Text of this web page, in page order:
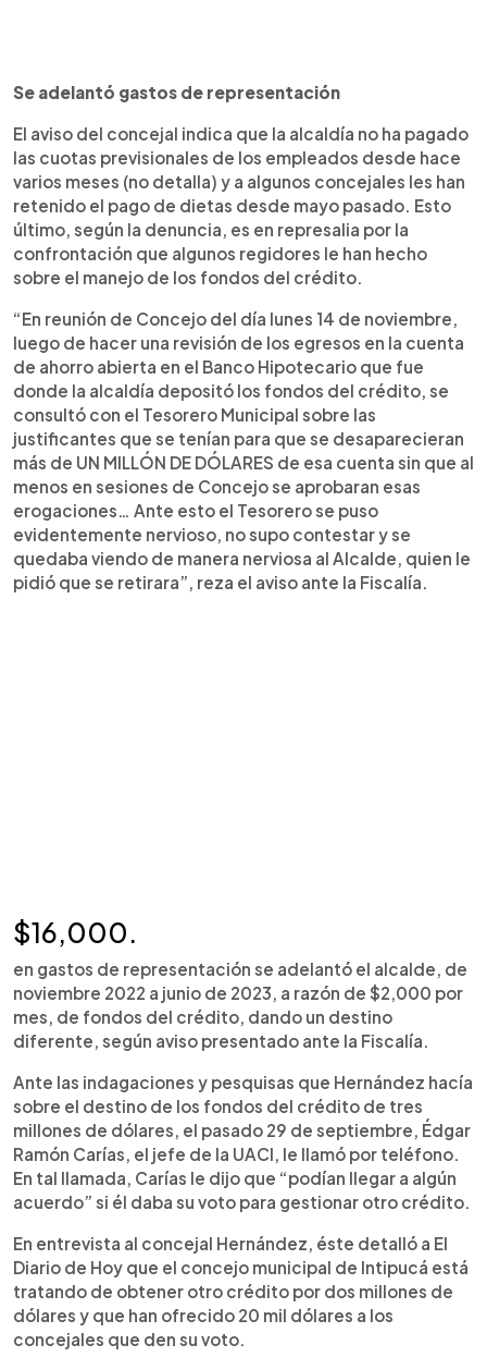
Se adelantó gastos de representación
El aviso del concejal indica que la alcaldía no ha pagado
las cuotas previsionales de los empleados desde hace
varios meses (no detalla) y a algunos concejales les han
retenido el pago de dietas desde mayo pasado. Esto
último, según la denuncia, es en represalia por la
confrontación que algunos regidores le han hecho
sobre el manejo de los fondos del crédito.
“En reunión de Concejo del día lunes 14 de noviembre,
luego de hacer una revisión de los egresos en la cuenta
de ahorro abierta en el Banco Hipotecario que fue
donde la alcaldía depositó los fondos del crédito, se
consultó con el Tesorero Municipal sobre las
justificantes que se tenían para que se desaparecieran
más de UN MILLÓN DE DÓLARES de esa cuenta sin que al
menos en sesiones de Concejo se aprobaran esas
erogaciones… Ante esto el Tesorero se puso
evidentemente nervioso, no supo contestar y se
quedaba viendo de manera nerviosa al Alcalde, quien le
pidió que se retirara”, reza el aviso ante la Fiscalía.
$16,000.
en gastos de representación se adelantó el alcalde, de
noviembre 2022 a junio de 2023, a razón de $2,000 por
mes, de fondos del crédito, dando un destino
diferente, según aviso presentado ante la Fiscalía.
Ante las indagaciones y pesquisas que Hernández hacía
sobre el destino de los fondos del crédito de tres
millones de dólares, el pasado 29 de septiembre, Édgar
Ramón Carías, el jefe de la UACI, le llamó por teléfono.
En tal llamada, Carías le dijo que “podían llegar a algún
acuerdo” si él daba su voto para gestionar otro crédito.
En entrevista al concejal Hernández, éste detalló a El
Diario de Hoy que el concejo municipal de Intipucá está
tratando de obtener otro crédito por dos millones de
dólares y que han ofrecido 20 mil dólares a los
concejales que den su voto.